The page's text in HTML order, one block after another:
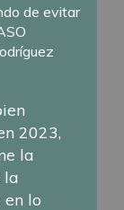
de evitar
2023,
la
la
en lo